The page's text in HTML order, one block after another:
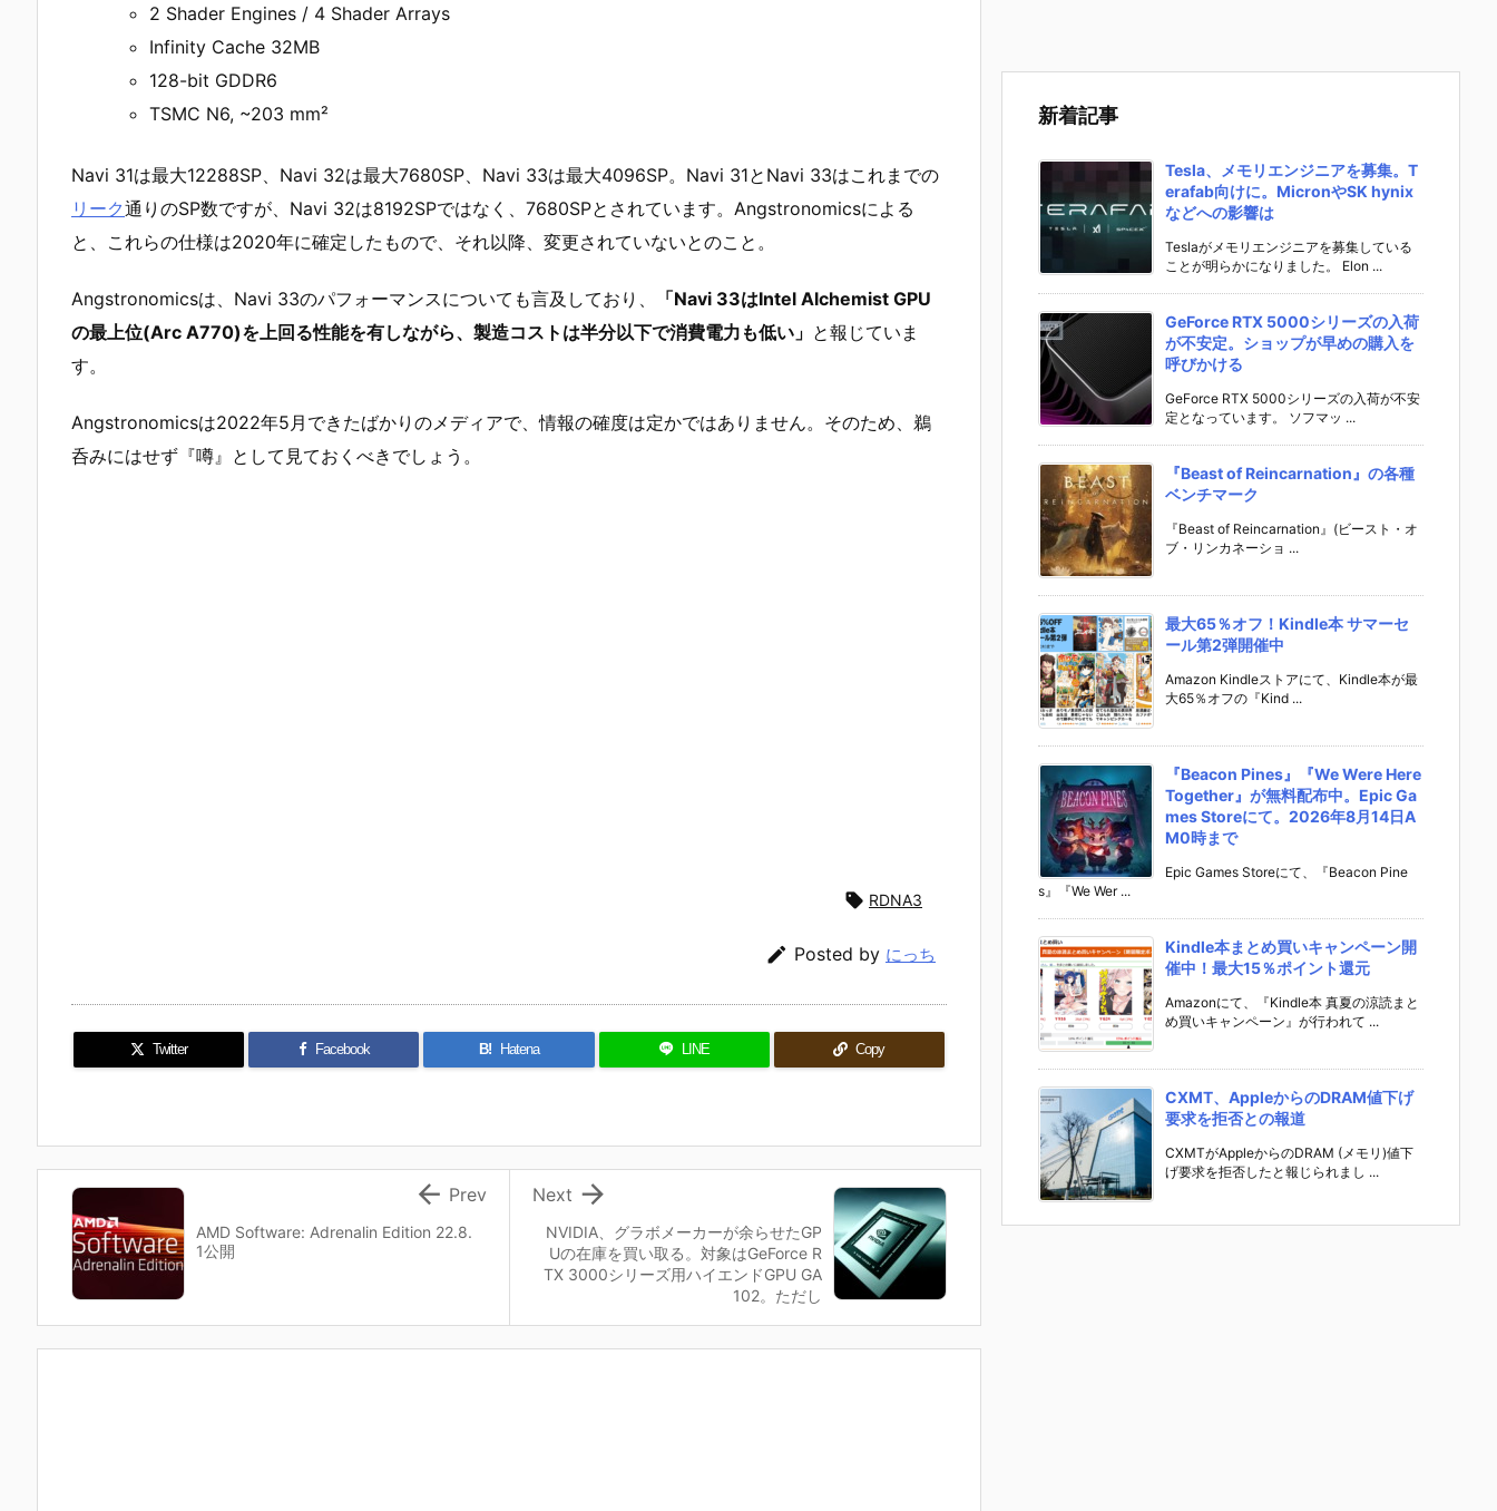
2 Shader Engines / 4 Shader Arrays
Infinity Cache 32MB
128-bit GDDR6
TSMC N6, ~203 mm²
Navi 31は最大12288SP、Navi 32は最大7680SP、Navi 33は最大4096SP。Navi 31とNavi 33はこれまでの
リーク通りのSP数ですが、Navi 32は8192SPではなく、7680SPとされています。Angstronomicsによる
と、これらの仕様は2020年に確定したもので、それ以降、変更されていないとのこと。
Angstronomicsは、Navi 33のパフォーマンスについても言及しており、
「Navi 33はIntel Alchemist GPU
の最上位(Arc A770)を上回る性能を有しながら、製造コストは半分以下で消費電力も低い」 と報じていま
す。
Angstronomicsは2022年5月できたばかりのメディアで、情報の確度は定かではありません。そのため、鵜
呑みにはせず『噂』として見ておくべきでしょう。
 RDNA3
 Posted by にっち
Twitter Facebook B! Hatena LINE Copy
NVIDIA、グラボメーカーが余らせたGP
Uの在庫を買い取る。対象はGeForce R
TX 3000シリーズ用ハイエンドGPU GA
102。ただし

Next
AMD Software: Adrenalin Edition 22.8.
1公開
 Prev
新着記事
Tesla、メモリエンジニアを募集。T
erafab向けに。MicronやSK hynix
などへの影響は
Teslaがメモリエンジニアを募集している
ことが明らかになりました。 Elon ...
GeForce RTX 5000シリーズの入荷
が不安定。ショップが早めの購入を
呼びかける
GeForce RTX 5000シリーズの入荷が不安
定となっています。 ソフマッ ...
『Beast of Reincarnation』の各種
ベンチマーク
『Beast of Reincarnation』(ビースト・オ
ブ・リンカネーショ ...
最大65％オフ！Kindle本 サマーセ
ール第2弾開催中
Amazon Kindleストアにて、Kindle本が最
大65％オフの『Kind ...
『Beacon Pines』『We Were Here
Together』が無料配布中。Epic Ga
mes Storeにて。2026年8月14日A
M0時まで
Epic Games Storeにて、『Beacon Pine
s』『We Wer ...
Kindle本まとめ買いキャンペーン開
催中！最大15％ポイント還元
Amazonにて、『Kindle本 真夏の涼読まと
め買いキャンペーン』が行われて ...
CXMT、AppleからのDRAM値下げ
要求を拒否との報道
CXMTがAppleからのDRAM (メモリ)値下
げ要求を拒否したと報じられまし ...